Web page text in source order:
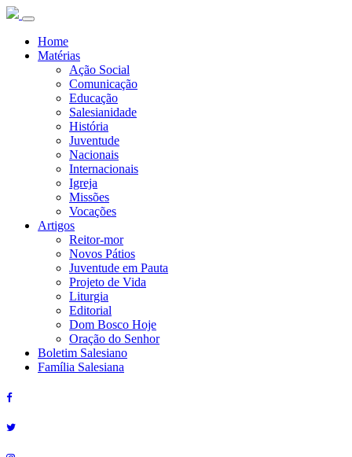
Home
Matérias
Ação Social
Comunicação
Educação
Salesianidade
História
Juventude
Nacionais
Internacionais
Igreja
Missões
Vocações
Artigos
Reitor-mor
Novos Pátios
Juventude em Pauta
Projeto de Vida
Liturgia
Editorial
Dom Bosco Hoje
Oração do Senhor
Boletim Salesiano
Família Salesiana